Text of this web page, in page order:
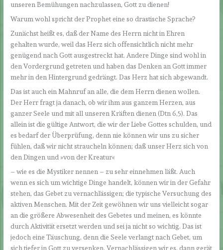
unseren Bemühungen nachzulassen, Gott zu dienen!
Warum wohl spricht der Prophet eine so drastische Sprache?
Zunächst heißt es, daß der Name des Herrn nicht in Ehren
gehalten wurde, weil das Herz sich offensichtlich nicht mehr
genügend nach Gott ausgestreckt hat. Andere Dinge sind wohl in
den Vordergrund getreten und haben das Denken an Gott immer
mehr in den Hintergrund gedrängt. Das Herz hat sich abgewandt.
Das ist auch ein Mahnruf an alle, die dem Herrn dienen wollen.
Der Herr fragt ja danach, ob wir ihm aus ganzem Herzen, aus
ganzer Seele und mit all unseren Kräften dienen (Dtn 6,5). Das
allein ist die gültige Antwort, die wir der Liebe Gottes schulden, und
es bedarf der Überprüfung, denn nie können wir uns zu sicher
fühlen, daß wir nicht straucheln können; daß unser Herz sich von
den Dingen und »von der Kreatur«
– wie es die Mystiker nennen – zu sehr einnehmen läßt. Auch
wenn es sich um wichtige Dinge handelt, können wir in der Gefahr
stehen, das Gebet zu vernachlässigen; die typische Versuchung des
aktiven Menschen. Mit der Zeit gewöhnen wir uns vielleicht sogar
an die größere Abwesenheit des Gebetes und meinen, es könnte
durch Aktivität ersetzt werden und sei ja nicht so wichtig. Das ist
jedoch eine Täuschung, denn die Seele verlangt nach Gebet, um
sich tiefer in Gott zu versenken. Vernachlässigen wir es, dann gerät